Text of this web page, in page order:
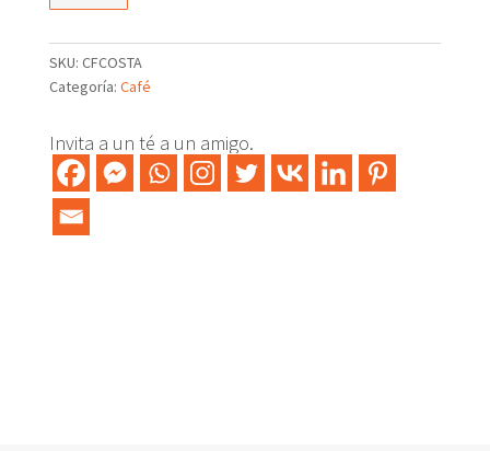
Rica
Tarrazú
cantidad
SKU: CFCOSTA
Categoría: Café
Invita a un té a un amigo.